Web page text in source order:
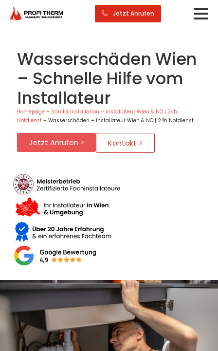
Jetzt Anrufen
Wasserschäden Wien
– Schnelle Hilfe vom
Installateur
Homepage – Sanitärinstallation – Installateur Wien & NÖ | 24h
Notdienst – Wasserschäden – Installateur Wien & NÖ | 24h Notdienst
Jetzt Anrufen > Kontakt >